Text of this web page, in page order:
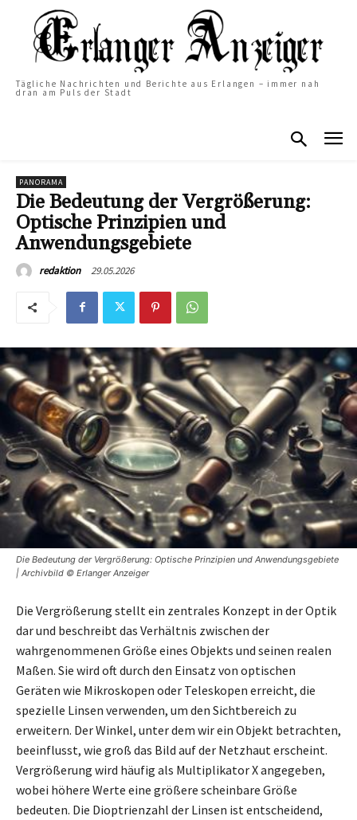
Tägliche Nachrichten und Berichte aus Erlangen – immer nah
dran am Puls der Stadt
PANORAMA
Die Bedeutung der Vergrößerung:
Optische Prinzipien und
Anwendungsgebiete
redaktion 29.05.2026
Die Bedeutung der Vergrößerung: Optische Prinzipien und Anwendungsgebiete
| Archivbild © Erlanger Anzeiger
Die Vergrößerung stellt ein zentrales Konzept in der Optik
dar und beschreibt das Verhältnis zwischen der
wahrgenommenen Größe eines Objekts und seinen realen
Maßen. Sie wird oft durch den Einsatz von optischen
Geräten wie Mikroskopen oder Teleskopen erreicht, die
spezielle Linsen verwenden, um den Sichtbereich zu
erweitern. Der Winkel, unter dem wir ein Objekt betrachten,
beeinflusst, wie groß das Bild auf der Netzhaut erscheint.
Vergrößerung wird häufig als Multiplikator X angegeben,
wobei höhere Werte eine größere scheinbare Größe
bedeuten. Die Dioptrienzahl der Linsen ist entscheidend,